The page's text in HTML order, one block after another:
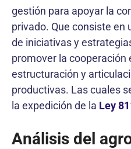
gestión para apoyar la
privado. Que consiste
de iniciativas y
promover la
estructuración y
productivas. Las cuales
la expedición de la Ley
Análisis del